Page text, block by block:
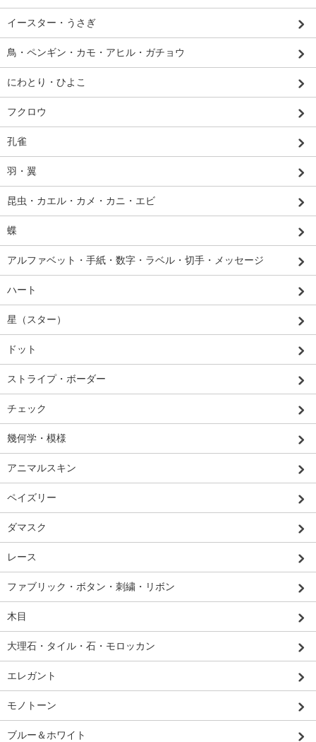
イースター・うさぎ
鳥・ペンギン・カモ・アヒル・ガチョウ
にわとり・ひよこ
フクロウ
孔雀
羽・翼
昆虫・カエル・カメ・カニ・エビ
蝶
アルファベット・手紙・数字・ラベル・切手・メッセージ
ハート
星（スター）
ドット
ストライプ・ボーダー
チェック
幾何学・模様
アニマルスキン
ペイズリー
ダマスク
レース
ファブリック・ボタン・刺繍・リボン
木目
大理石・タイル・石・モロッカン
エレガント
モノトーン
ブルー＆ホワイト